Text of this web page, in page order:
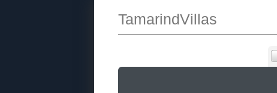
TamarindVillas